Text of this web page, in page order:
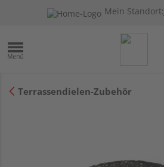
Mein Standort:
Terrassendielen-Zubehör